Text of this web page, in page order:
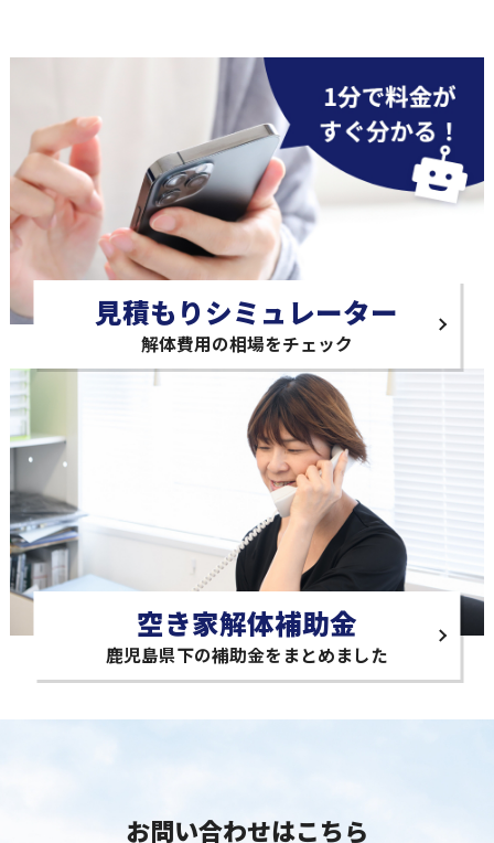
見積もりシミュレーター
解体費用の相場をチェック
空き家解体補助金
鹿児島県下の補助金をまとめました
お問い合わせはこちら